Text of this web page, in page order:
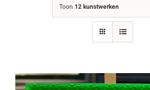
Toon 12 kunstwerken